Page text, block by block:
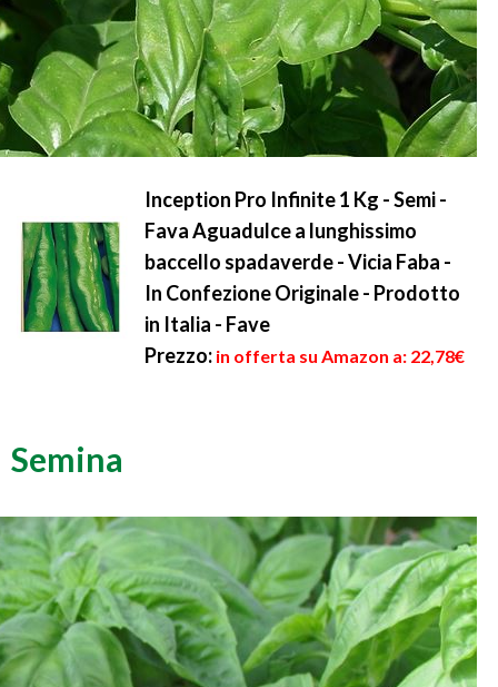
Inception Pro Infinite 1 Kg - Semi -
Fava Aguadulce a lunghissimo
baccello spadaverde - Vicia Faba -
In Confezione Originale - Prodotto
in Italia - Fave
Prezzo: in offerta su Amazon a: 22,78€
Semina